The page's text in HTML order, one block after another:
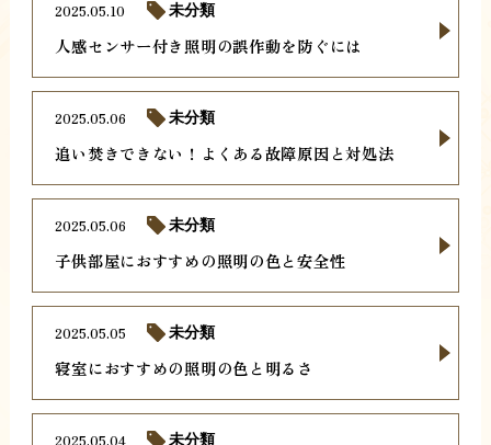
人感センサー付き照明の誤作動を防ぐには
2025.05.10 未分類
追い焚きできない！よくある故障原因と対処法
2025.05.06 未分類
子供部屋におすすめの照明の色と安全性
2025.05.06 未分類
寝室におすすめの照明の色と明るさ
2025.05.05 未分類
2025.05.04 未分類